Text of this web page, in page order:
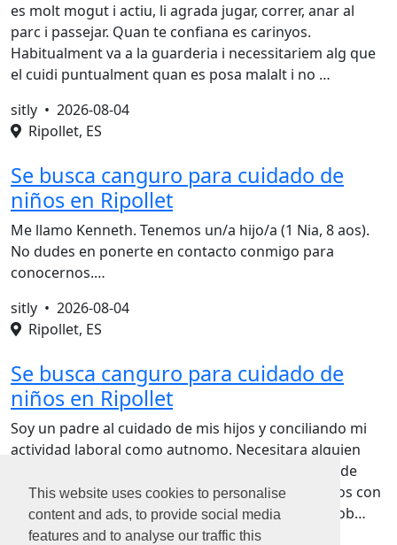
This website uses cookies to personalise
content and ads, to provide social media
features and to analyse our traffic this
es molt mogut i actiu, li agrada jugar, correr, anar al
parc i passejar. Quan te confiana es carinyos.
Habitualment va a la guarderia i necessitariem alg que
el cuidi puntualment quan es posa malalt i no …
sitly • 2026-08-04
Ripollet, ES
Se busca canguro para cuidado de
niños en Ripollet
Me llamo Kenneth. Tenemos un/a hijo/a (1 Nia, 8 aos).
No dudes en ponerte en contacto conmigo para
conocernos.…
sitly • 2026-08-04
Ripollet, ES
Se busca canguro para cuidado de
niños en Ripollet
Soy un padre al cuidado de mis hijos y conciliando mi
actividad laboral como autnomo. Necesitara alguien
para recogerlos del cole cuando yo no sea capaz de
llegar puntual por motivos laborales. No contamos con
su madre ni con los abuelos, por lo que tengo prob…